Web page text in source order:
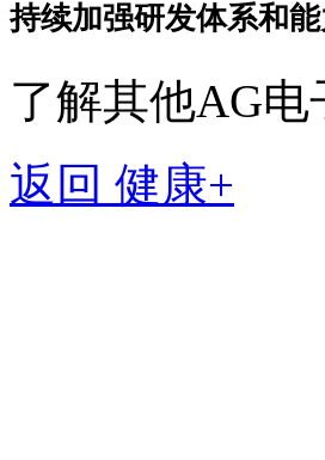
持续加强研发体系和
了解其他AG电
返回 健康+